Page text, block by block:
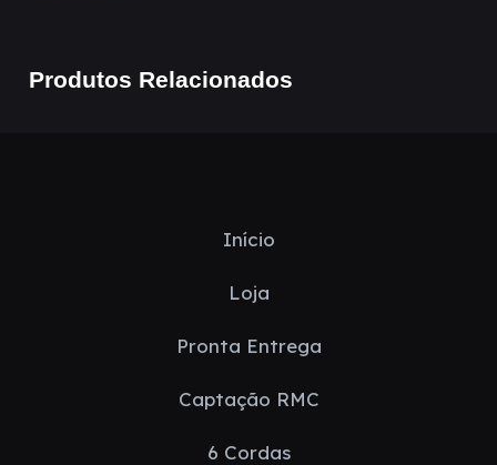
Produtos Relacionados
Início
Loja
Pronta Entrega
Captação RMC
6 Cordas